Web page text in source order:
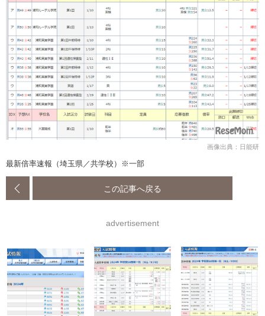
画像出典：日能研
最新倍率速報（埼玉県／共学校）※一部
この記事へ戻る
advertisement